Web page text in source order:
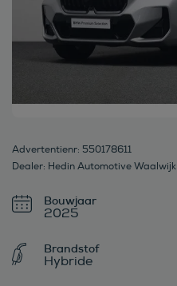
Advertentienr: 550178611
Dealer: Hedin Automotive Waalwijk
Bouwjaar
2025
Brandstof
Hybride